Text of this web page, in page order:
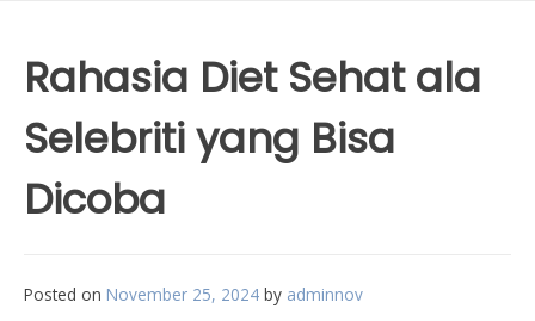
Rahasia Diet Sehat ala
Selebriti yang Bisa
Dicoba
Posted on November 25, 2024 by adminnov